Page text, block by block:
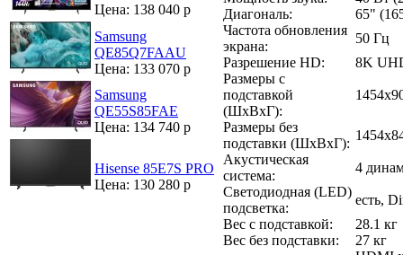
Цена: 138 040 р
Samsung
QE85Q7FAAU
Цена: 133 070 р
Samsung
QE55S85FAE
Цена: 134 740 р
Hisense 85E7S PRO
Цена: 130 280 р
Диагональ:
65"
Частота обновления
экрана:
50 Гц
Разрешение HD:
8K
Размеры с
подставкой
(ШxВxГ):
Размеры без
подставки (ШxВxГ):
Акустическая
система:
4
Светодиодная (LED)
подсветка:
есть,
Вес с подставкой:
28.1 кг
Вес без подставки:
27 кг